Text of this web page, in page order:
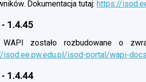
Dokumentacja tutaj: https://
1.4.45
WAPI zostało rozbudowane o
isod.ee.pw.edu.pl/isod-portal/wapi-
1.4.44